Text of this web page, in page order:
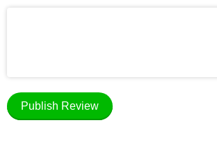
Publish Review